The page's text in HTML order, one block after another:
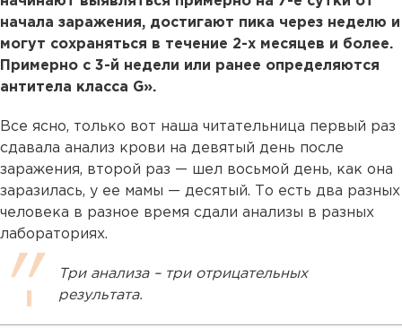
начала заражения, достигают пика через неделю и
могут сохраняться в течение 2-х месяцев и более.
Примерно с 3-й недели или ранее определяются
антитела класса G».
Все ясно, только вот наша читательница первый раз
сдавала анализ крови на девятый день после
заражения, второй раз — шел восьмой день, как она
заразилась, у ее мамы — десятый. То есть два разных
человека в разное время сдали анализы в разных
лабораториях.
Три анализа – три отрицательных
результата.